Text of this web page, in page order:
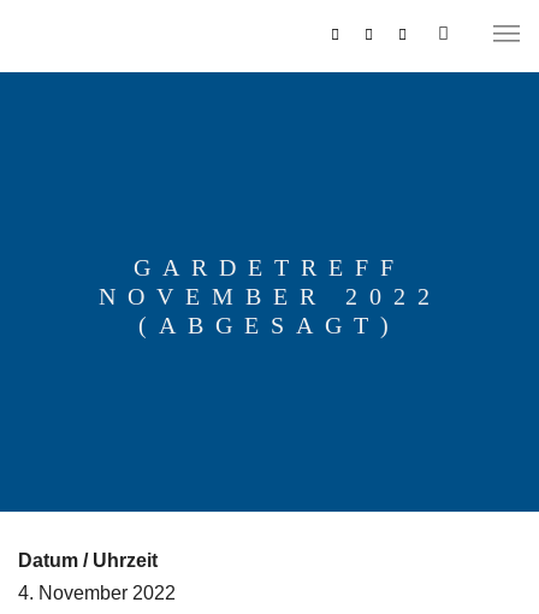
MUSIKZUG
GARDETREFF
NOVEMBER 2022
(ABGESAGT)
Datum / Uhrzeit
4. November 2022